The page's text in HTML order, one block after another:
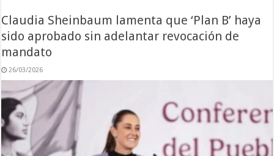
Claudia Sheinbaum lamenta que ‘Plan B’ haya
sido aprobado sin adelantar revocación de
mandato
26/03/2026